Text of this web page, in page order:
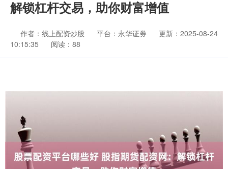
解锁杠杆交易，助你财富增值
作者：线上配资炒股 平台：永华证券
更新：2025-08-24
10:15:35
阅读：88